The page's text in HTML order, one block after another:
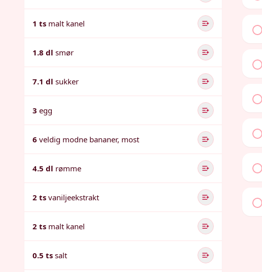
1 ts malt kanel
1.8 dl smør
7.1 dl sukker
3 egg
6 veldig modne bananer, most
4.5 dl rømme
2 ts vaniljeekstrakt
2 ts malt kanel
0.5 ts salt